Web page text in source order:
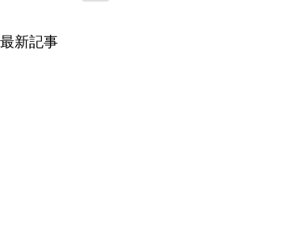
最新記事